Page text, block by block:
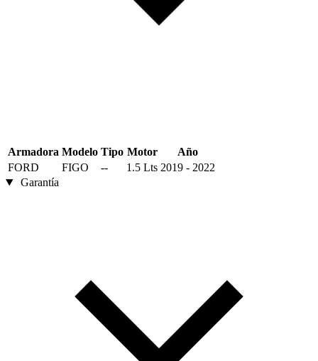
Armadora Modelo Tipo Motor
Año
FORD
FIGO -- 1.5 Lts 2019 - 2022
Garantía